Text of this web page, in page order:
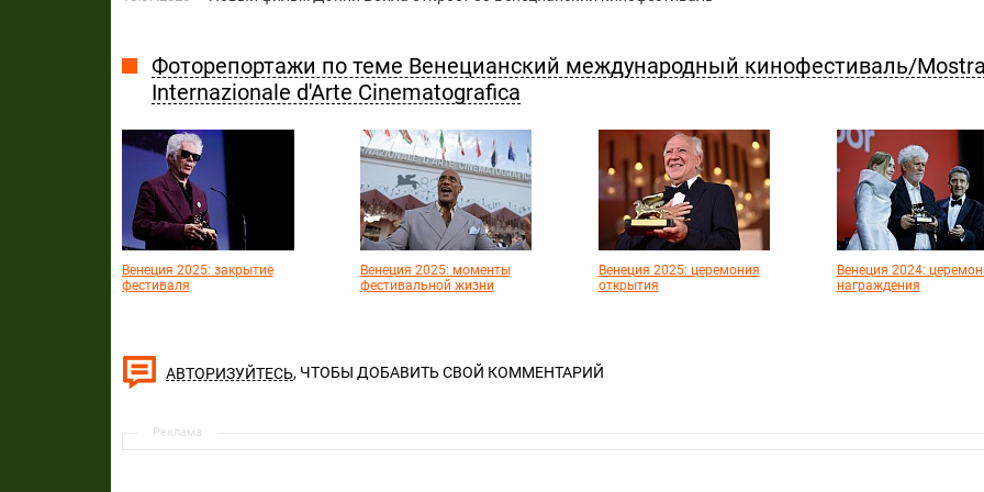
Фоторепортажи по теме Венецианский международный кинофестиваль/
Internazionale d'Arte Cinematografica
Венеция 2025: закрытие
фестиваля
Венеция 2025: моменты
фестивальной жизни
Венеция 2025: церемония
открытия
Венеция 2024:
награждения
АВТОРИЗУЙТЕСЬ, ЧТОБЫ ДОБАВИТЬ СВОЙ КОММЕНТАРИЙ
Реклама